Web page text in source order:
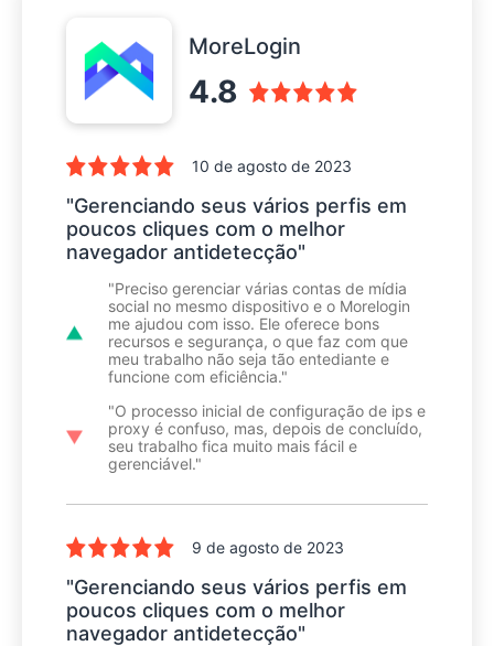
MoreLogin
4.8
10 de agosto de 2023
"Gerenciando seus vários perfis em
poucos cliques com o melhor
navegador antidetecção"
"Preciso gerenciar várias contas de mídia
social no mesmo dispositivo e o Morelogin
me ajudou com isso. Ele oferece bons
recursos e segurança, o que faz com que
meu trabalho não seja tão entediante e
funcione com eficiência."
"O processo inicial de configuração de ips e
proxy é confuso, mas, depois de concluído,
seu trabalho fica muito mais fácil e
gerenciável."
9 de agosto de 2023
"Gerenciando seus vários perfis em
poucos cliques com o melhor
navegador antidetecção"